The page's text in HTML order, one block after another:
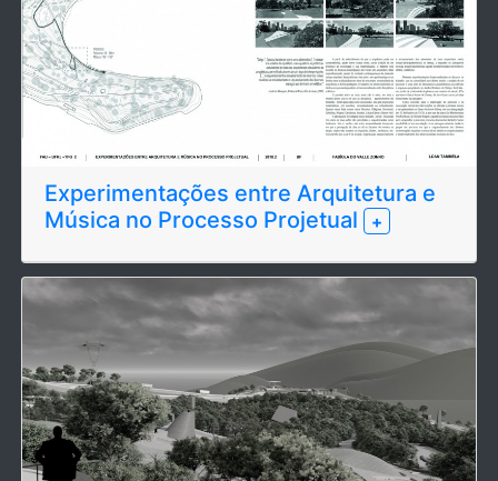
Experimentações entre Arquitetura e
Música no Processo Projetual
+